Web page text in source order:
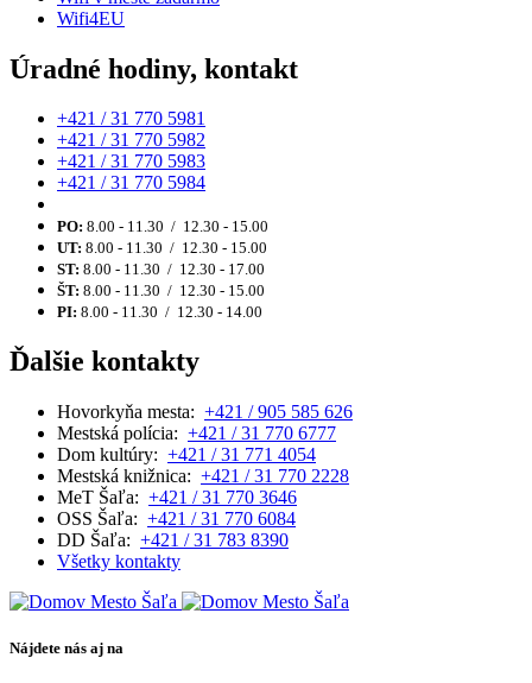
Wifi4EU
Úradné hodiny, kontakt
+421 / 31 770 5981
+421 / 31 770 5982
+421 / 31 770 5983
+421 / 31 770 5984
PO: 8.00 - 11.30 / 12.30 - 15.00
UT: 8.00 - 11.30 / 12.30 - 15.00
ST: 8.00 - 11.30 / 12.30 - 17.00
ŠT: 8.00 - 11.30 / 12.30 - 15.00
PI: 8.00 - 11.30 / 12.30 - 14.00
Ďalšie kontakty
Hovorkyňa mesta: +421 / 905 585 626
Mestská polícia: +421 / 31 770 6777
Dom kultúry: +421 / 31 771 4054
Mestská knižnica: +421 / 31 770 2228
MeT Šaľa: +421 / 31 770 3646
OSS Šaľa: +421 / 31 770 6084
DD Šaľa: +421 / 31 783 8390
Všetky kontakty
Nájdete nás aj na